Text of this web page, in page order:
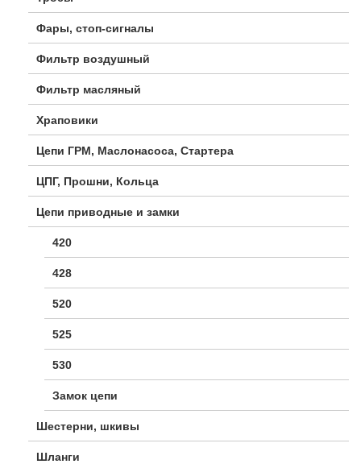
Фары, стоп-сигналы
Фильтр воздушный
Фильтр масляный
Храповики
Цепи ГРМ, Маслонасоса, Стартера
ЦПГ, Прошни, Кольца
Цепи приводные и замки
420
428
520
525
530
Замок цепи
Шестерни, шкивы
Шланги